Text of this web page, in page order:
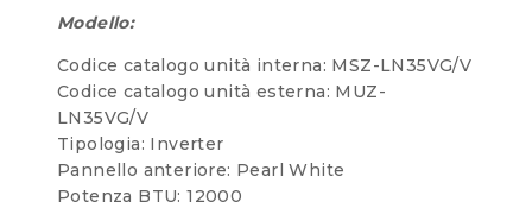
Modello:
Codice catalogo unità interna: MSZ-LN35VG/V
Codice catalogo unità esterna: MUZ-
LN35VG/V
Tipologia: Inverter
Pannello anteriore: Pearl White
Potenza BTU: 12000